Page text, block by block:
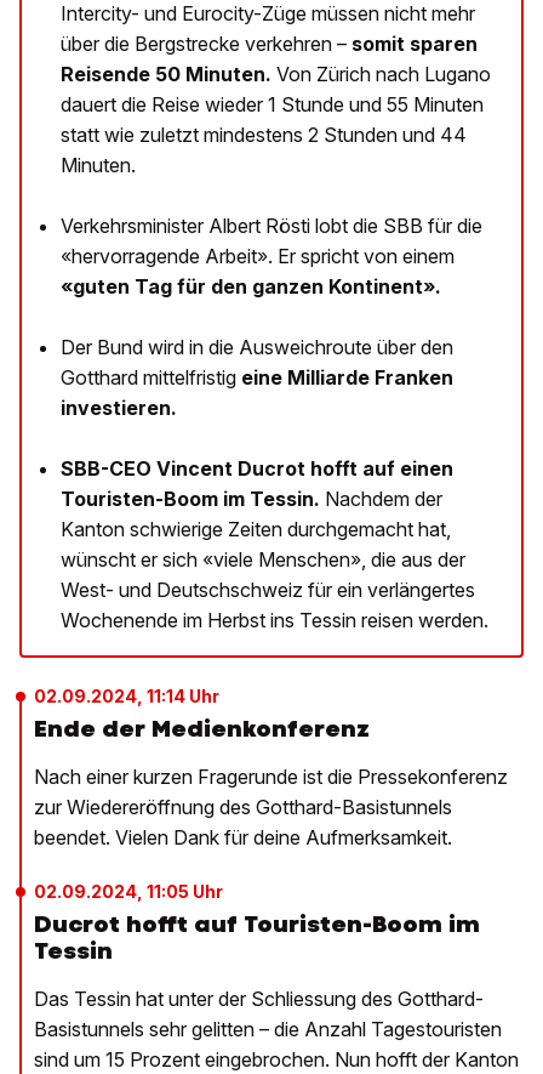
Intercity- und Eurocity-Züge müssen nicht mehr
über die Bergstrecke verkehren – somit sparen
Reisende 50 Minuten. Von Zürich nach Lugano
dauert die Reise wieder 1 Stunde und 55 Minuten
statt wie zuletzt mindestens 2 Stunden und 44
Minuten.
Verkehrsminister Albert Rösti lobt die SBB für die
«hervorragende Arbeit». Er spricht von einem
«guten Tag für den ganzen Kontinent».
Der Bund wird in die Ausweichroute über den
Gotthard mittelfristig eine Milliarde Franken
investieren.
SBB-CEO Vincent Ducrot hofft auf einen
Touristen-Boom im Tessin. Nachdem der
Kanton schwierige Zeiten durchgemacht hat,
wünscht er sich «viele Menschen», die aus der
West- und Deutschschweiz für ein verlängertes
Wochenende im Herbst ins Tessin reisen werden.
02.09.2024, 11:14 Uhr
Ende der Medienkonferenz
Nach einer kurzen Fragerunde ist die Pressekonferenz
zur Wiedereröffnung des Gotthard-Basistunnels
beendet. Vielen Dank für deine Aufmerksamkeit.
02.09.2024, 11:05 Uhr
Ducrot hofft auf Touristen-Boom im
Tessin
Das Tessin hat unter der Schliessung des Gotthard-
Basistunnels sehr gelitten – die Anzahl Tagestouristen
sind um 15 Prozent eingebrochen. Nun hofft der Kanton